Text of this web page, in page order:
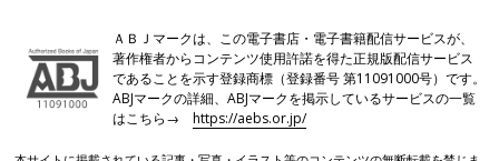
ＡＢＪマークは、この電子書店・電子書籍配信サービスが、
著作権者からコンテンツ使用許諾を得た正規版配信サービス
であることを示す登録商標（登録番号 第11091000号）です。
ABJマークの詳細、ABJマークを掲示しているサービスの一覧
はこちら→https://aebs.or.jp/